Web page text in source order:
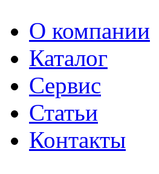
О компании
Каталог
Сервис
Статьи
Контакты